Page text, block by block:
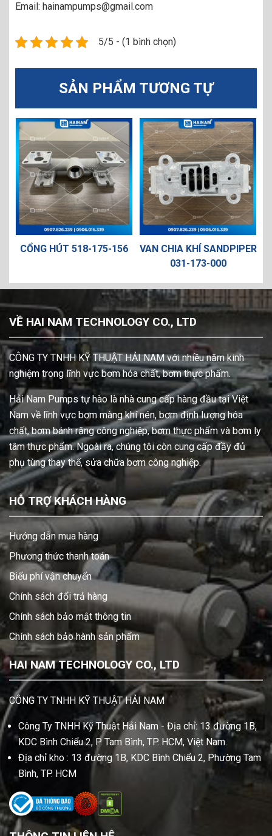
Email: hainampumps@gmail.com
5/5 - (1 bình chọn)
SẢN PHẨM TƯƠNG TỰ
CỔNG HÚT 518-175-156
VAN CHIA KHÍ SANDPIPER
031-173-000
VAN
VỀ HAI NAM TECHNOLOGY CO., LTD
CÔNG TY TNHH KỸ THUẬT HẢI NAM với nhiều năm kinh
nghiệm trong lĩnh vực bơm hóa chất, bơm thực phẩm.
Hải Nam Pumps tự hào là nhà cung cấp hàng đầu tại Việt
Nam về lĩnh vực bơm màng khí nén, bơm định lượng hóa
chất, bơm bánh răng công nghiệp, bơm thực phẩm và bơm ly
tâm thực phẩm. Ngoài ra, chúng tôi còn cung cấp đầy đủ
phụ tùng thay thế, sửa chữa bơm công nghiệp.
HỖ TRỢ KHÁCH HÀNG
Hướng dẫn mua hàng
Phương thức thanh toán
Biểu phí vận chuyển
Chính sách đổi trả hàng
Chính sách bảo mật thông tin
Chính sách bảo hành sản phẩm
HAI NAM TECHNOLOGY CO., LTD
CÔNG TY TNHH KỸ THUẬT HẢI NAM
Công Ty TNHH Kỹ Thuật Hải Nam - Địa chỉ: 13 đường 1B,
KDC Bình Chiểu 2, P. Tam Bình, TP. HCM, Việt Nam.
Địa chỉ kho : 13 đường 1B, KDC Bình Chiểu 2, Phường Tam
Bình, TP. HCM